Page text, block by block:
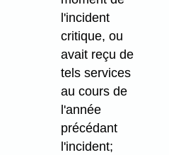
l'incident
critique, ou
avait reçu de
tels services
au cours de
l'année
précédant
l'incident;